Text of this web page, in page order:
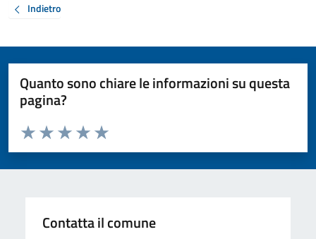
Indietro
Quanto sono chiare le informazioni su questa
pagina?
Valuta da 1 a 5 stelle la pagina
Valuta 5 stelle su 5
Valuta 4 stelle su 5
Valuta 3 stelle su 5
Valuta 2 stelle su 5
Valuta 1 stelle su 5
Contatta il comune